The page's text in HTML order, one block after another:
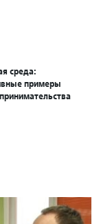
среда:
примеры